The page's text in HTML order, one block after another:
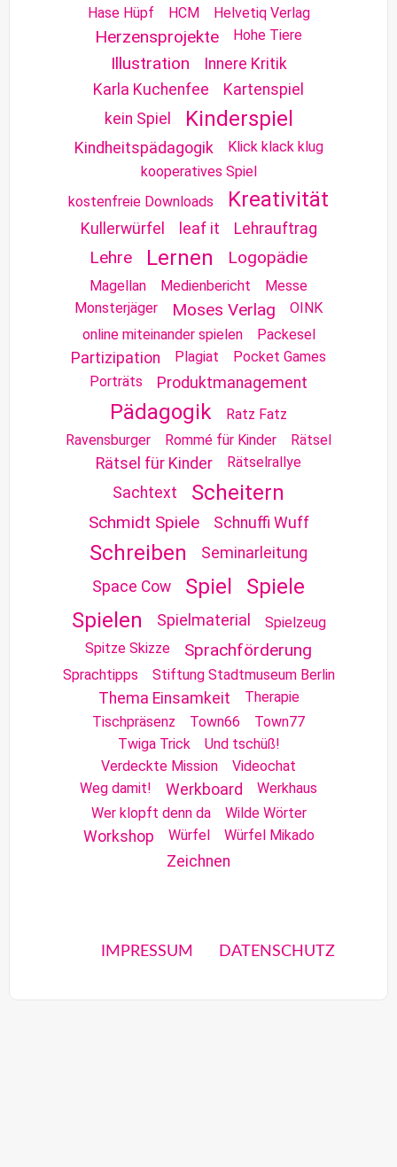
Hase Hüpf HCM Helvetiq Verlag
Herzensprojekte Hohe Tiere
Illustration
Innere Kritik
Karla Kuchenfee
Kartenspiel
kein Spiel
Kinderspiel
Kindheitspädagogik
Klick klack klug
kooperatives Spiel
kostenfreie Downloads
Kreativität
Kullerwürfel leaf it Lehrauftrag
Lehre Lernen Logopädie
Magellan Medienbericht
Messe
Monsterjäger
Moses Verlag
OINK
online miteinander spielen
Packesel
Partizipation Plagiat
Pocket Games
Porträts
Produktmanagement
Pädagogik
Ratz Fatz
Ravensburger
Rommé für Kinder Rätsel
Rätsel für Kinder Rätselrallye
Sachtext Scheitern
Schmidt Spiele Schnuffi Wuff
Schreiben
Seminarleitung
Space Cow
Spiel
Spiele
Spielen
Spielmaterial
Spielzeug
Spitze Skizze
Sprachförderung
Sprachtipps Stiftung Stadtmuseum Berlin
Thema Einsamkeit
Therapie
Tischpräsenz
Town66
Town77
Twiga Trick
Und tschüß!
Verdeckte Mission
Videochat
Weg damit!
Werkboard
Werkhaus
Wer klopft denn da
Wilde Wörter
Workshop Würfel Würfel Mikado
Zeichnen
IMPRESSUM DATENSCHUTZ